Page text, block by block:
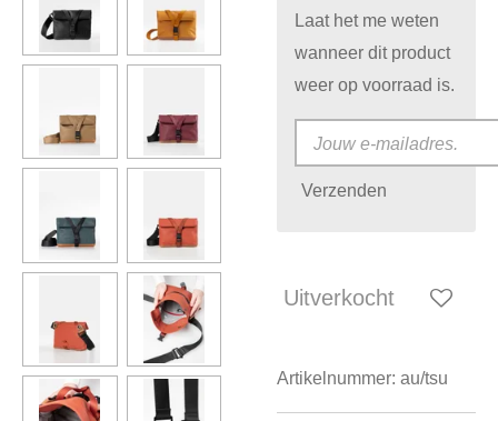
Laat het me weten
wanneer dit product
weer op voorraad is.
Verzenden
Uitverkocht
Artikelnummer: au/tsu